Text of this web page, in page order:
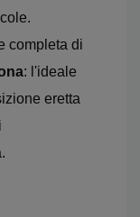
completa di
: l'ideale
eretta